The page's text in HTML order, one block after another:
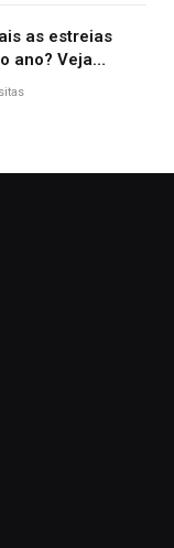
as estreias
ano? Veja
do cinema